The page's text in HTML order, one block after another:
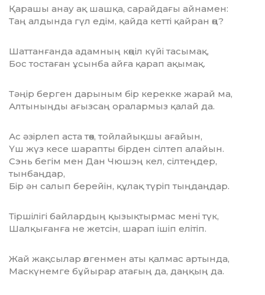
Қарашы анау ақ шашқа, сарайдағы айнамен:
Таң алдында гүл едім, қайда кетті қайран өң?
Шаттанғанда адамның көңіл күйі тасымақ,
Бос тостаған ұсынба айға қарап ақымақ.
Тәңір берген дарыным бір керекке жарай ма,
Алтыныңды ағызсаң оралармыз қалай да.
Ас әзірлеп аста төк, тойлайықшы ағайын,
Үш жүз кесе шарапты бірден сілтеп алайын.
Сэнь бегім мен Дан Чюшэң кел, сілтеңдер,
тынбаңдар,
Бір ән салып берейін, құлақ түріп тыңдаңдар.
Тіршілігі байлардың қызықтырмас мені түк,
Шалқығанға не жетсін, шарап ішіп елітіп.
Жай жақсылар өлгенмен аты қалмас артында,
Маскүнемге бұйырар атағың да, даңқың да.